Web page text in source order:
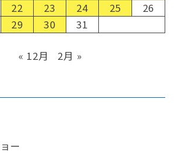
22 23 24 25
26
29 30 31
« 12月 2月 »
ー